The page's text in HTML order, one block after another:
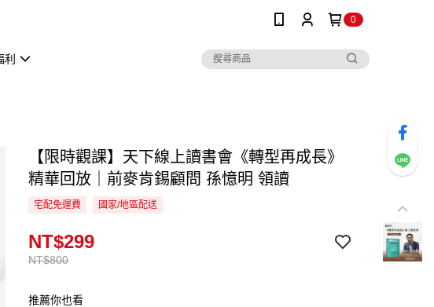
0
利
【限時觀課】天下線上讀書會《轉型再成長》
精華回放｜前麥肯錫顧問 孫憶明 領讀
宅配免運費 國家/地區配送
NT$800
NT$299
推薦你也看